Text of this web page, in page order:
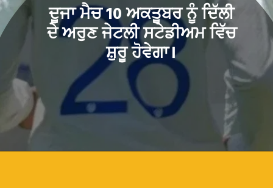
ਦੂਜਾ ਮੈਚ 10 ਅਕਤੂਬਰ ਨੂੰ ਦਿੱਲੀ
ਦੇ ਅਰੁਣ ਜੇਟਲੀ ਸਟੇਡੀਅਮ ਵਿੱਚ
ਸ਼ੁਰੂ ਹੋਵੇਗਾ।